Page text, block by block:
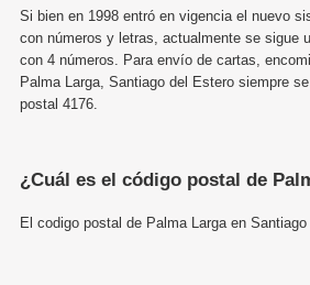
Si bien en 1998 entró en vigencia el nuevo
con números y letras, actualmente se sigue
con 4 números. Para envío de cartas,
Palma Larga, Santiago del Estero siempre
postal 4176.
¿Cuál es el código postal de
El codigo postal de Palma Larga en